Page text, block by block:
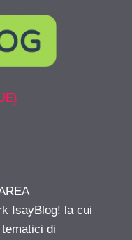
IsayBlog! la cui
di